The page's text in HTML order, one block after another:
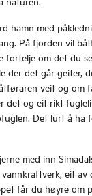
hamn med
På fjorden vil
fortelje om det du
der det går geiter,
veit og om
det og eit rikt
Det lurt å ha
med inn
eit
får du høyre om